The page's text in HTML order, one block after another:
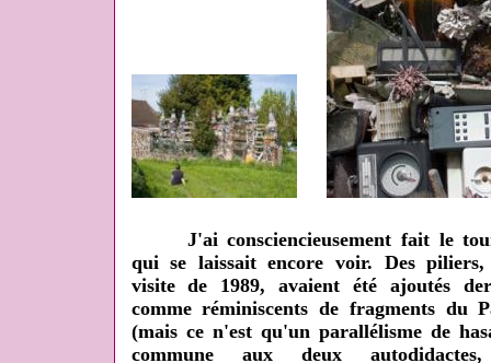
J'ai consciencieusement fait le
qui se laissait encore voir. Des
visite de 1989, avaient été ajoutés
comme réminiscents de fragments du
(mais ce n'est qu'un parallélisme de
commune aux deux